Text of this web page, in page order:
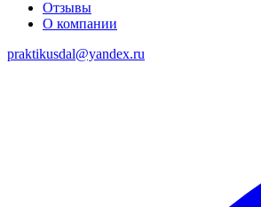
Отзывы
О компании
praktikusdal@yandex.ru